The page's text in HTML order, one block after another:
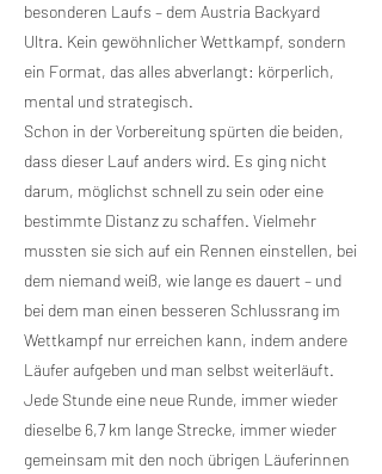
besonderen Laufs – dem Austria Backyard
Ultra. Kein gewöhnlicher Wettkampf, sondern
ein Format, das alles abverlangt: körperlich,
mental und strategisch.
Schon in der Vorbereitung spürten die beiden,
dass dieser Lauf anders wird. Es ging nicht
darum, möglichst schnell zu sein oder eine
bestimmte Distanz zu schaffen. Vielmehr
mussten sie sich auf ein Rennen einstellen, bei
dem niemand weiß, wie lange es dauert – und
bei dem man einen besseren Schlussrang im
Wettkampf nur erreichen kann, indem andere
Läufer aufgeben und man selbst weiterläuft.
Jede Stunde eine neue Runde, immer wieder
dieselbe 6,7 km lange Strecke, immer wieder
gemeinsam mit den noch übrigen Läuferinnen